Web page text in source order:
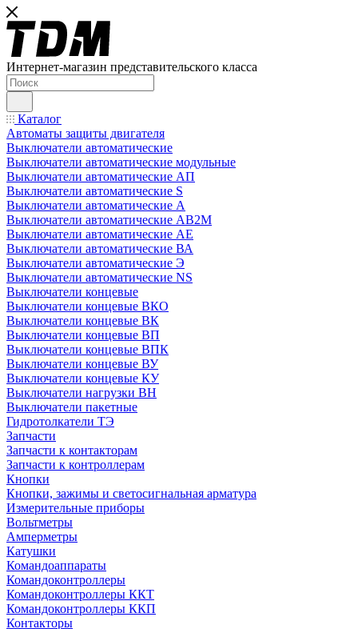
Интернет-магазин представительского класса
Каталог
Автоматы защиты двигателя
Выключатели автоматические
Выключатели автоматические модульные
Выключатели автоматические АП
Выключатели автоматические S
Выключатели автоматические А
Выключатели автоматические АВ2М
Выключатели автоматические АЕ
Выключатели автоматические ВА
Выключатели автоматические Э
Выключатели автоматические NS
Выключатели концевые
Выключатели концевые ВКО
Выключатели концевые ВК
Выключатели концевые ВП
Выключатели концевые ВПК
Выключатели концевые ВУ
Выключатели концевые КУ
Выключатели нагрузки ВН
Выключатели пакетные
Гидротолкатели ТЭ
Запчасти
Запчасти к контакторам
Запчасти к контроллерам
Кнопки
Кнопки, зажимы и светосигнальная арматура
Измерительные приборы
Вольтметры
Амперметры
Катушки
Командоаппараты
Командоконтроллеры
Командоконтроллеры ККТ
Командоконтроллеры ККП
Контакторы